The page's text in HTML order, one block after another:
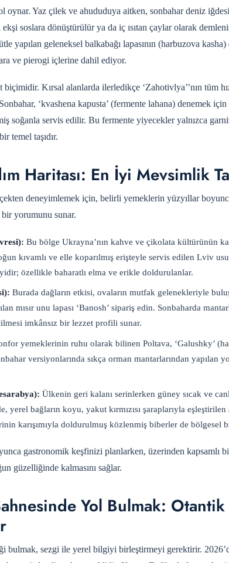
oynar. Yaz çilek ve ahududuya aitken, sonbahar deniz
soslara dönüştürülür ya da iç ısıtan çaylar olarak
yapılan geleneksel balkabağı lapasının (harbuzova
ve pierogi içlerine dahil ediyor.
biçimidir. Kırsal alanlarda ilerledikçe ‘Zahotivlya’’nın tüm
‘kvashena kapusta’ (fermente lahana) denemek
soğanla servis edilir. Bu fermente yiyecekler yalnızca
temel taşıdır.
Haritası: En İyi Mevsimlik
deneyimlemek için, belirli yemeklerin yüzyıllar
bir yorumunu sunar.
Bu bölge Ukrayna’nın kahve ve çikolata kültürünün
kıvamlı ve elle koparılmış erişteyle servis edilen Lviv
özellikle baharatlı elma ve erikle doldurulanlar.
Burada dağların etkisi, ovaların mutfak gelenekleriyle
mısır unu lapası ‘Banosh’ sipariş edin. Sonbaharda
imkânsız bir lezzet profili sunar.
yemeklerinin ruhu olarak bilinen Poltava, ‘Galushky’
versiyonlarında sıkça orman mantarlarından yapılan
Ülkenin geri kalanı serinlerken güney sıcak ve
yerel bağların koyu, yakut kırmızısı şaraplarıyla
karışımıyla doldurulmuş közlenmiş biberler de bölgesel
gastronomik keşfinizi planlarken, üzerinden kapsamlı
güzelliğinde kalmasını sağlar.
Yol Bulmak:
bulmak, sezgi ile yerel bilgiyi birleştirmeyi gerektirir.